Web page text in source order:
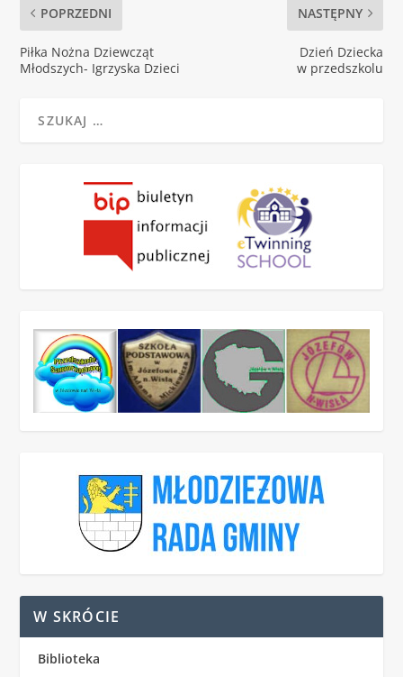
POPRZEDNI
Piłka Nożna Dziewcząt
Młodszych- Igrzyska Dzieci
NASTĘPNY
Dzień Dziecka
w przedszkolu
W SKRÓCIE
Biblioteka